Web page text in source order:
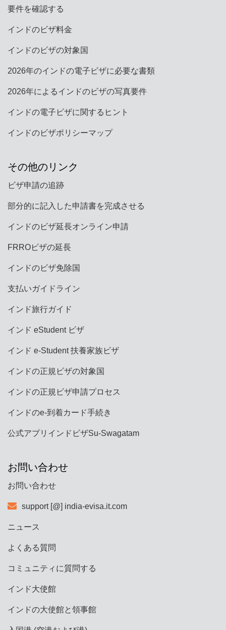
要件を確認する
インドのビザ料金
インドのビザの対象国
2026年のインドの電子ビザに必要な書類
2026年によるインドのビザの写真要件
インドの電子ビザに関するヒント
インドのビザポリシーマップ
その他のリンク
ビザ申請の追跡
部分的に記入した申請書を完成させる
インドのビザ延長オンライン申請
FRROビザの延長
インドのビザ免除国
支払いガイドライン
インド旅行ガイド
インド eStudent ビザ
インド e-Student 扶養家族ビザ
インドの正規ビザの対象国
インドの正規ビザ申請プロセス
インドのe-到着カード手続き
公式アプリインドビザSu-Swagatam
お問い合わせ
お問い合わせ
support [@] india-evisa.it.com
ニュース
よくある質問
コミュニティに質問する
インド大使館
インドの大使館と領事館